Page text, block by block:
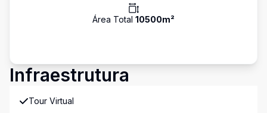
Área Total 10500m²
Infraestrutura
Tour Virtual